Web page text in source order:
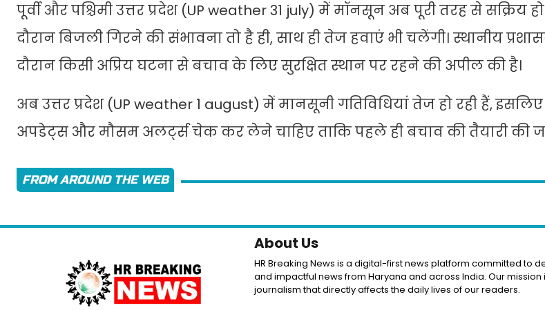
पूर्वी और पश्चिमी उत्तर प्रदेश (UP weather 31 july) में मॉनसून अब पूरी तरह से सक्रिय
दौरान बिजली गिरने की संभावना तो है ही, साथ ही तेज हवाएं भी चलेंगी। स्थानीय
दौरान किसी अप्रिय घटना से बचाव के लिए सुरक्षित स्थान पर रहने की अपील की है।
अब उत्तर प्रदेश (UP weather 1 august) में मानसूनी गतिविधियां तेज हो रही हैं,
अपडेट्स और मौसम अलर्ट्स चेक कर लेने चाहिए ताकि पहले ही बचाव की तैयारी की
FROM AROUND THE WEB
About Us
HR Breaking News is a digital-first news platform committed to
and impactful news from Haryana and across India. Our
journalism that directly affects the daily lives of our readers.